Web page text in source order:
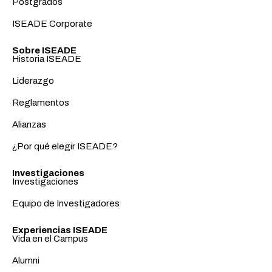
ISEADE Corporate
Sobre ISEADE
Historia ISEADE
Liderazgo
Reglamentos
Alianzas
¿Por qué elegir ISEADE?
Investigaciones
Investigaciones
Equipo de Investigadores
Experiencias ISEADE
Vida en el Campus
Alumni